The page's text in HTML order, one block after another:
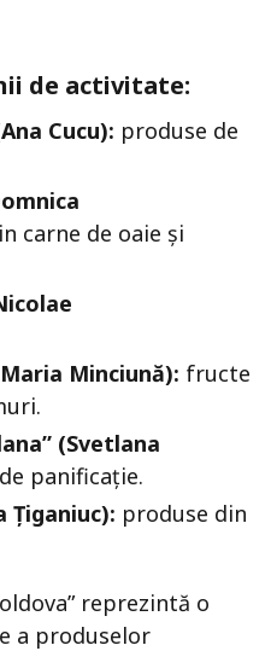
de activitate:
Cucu): produse de
carne de oaie și
Minciună): fructe
(Svetlana
panificație.
Țiganiuc): produse din
reprezintă o
a produselor